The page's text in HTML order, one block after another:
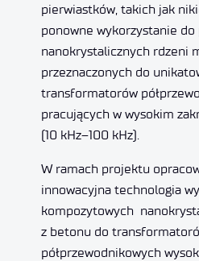
pierwiastków, takich jak
ponowne wykorzystanie
nanokrystalicznych rdzeni
przeznaczonych do
transformatorów
pracujących w wysokim
(10 kHz–100 kHz).
W ramach projektu
innowacyjna technologia
kompozytowych
z betonu do
półprzewodnikowych